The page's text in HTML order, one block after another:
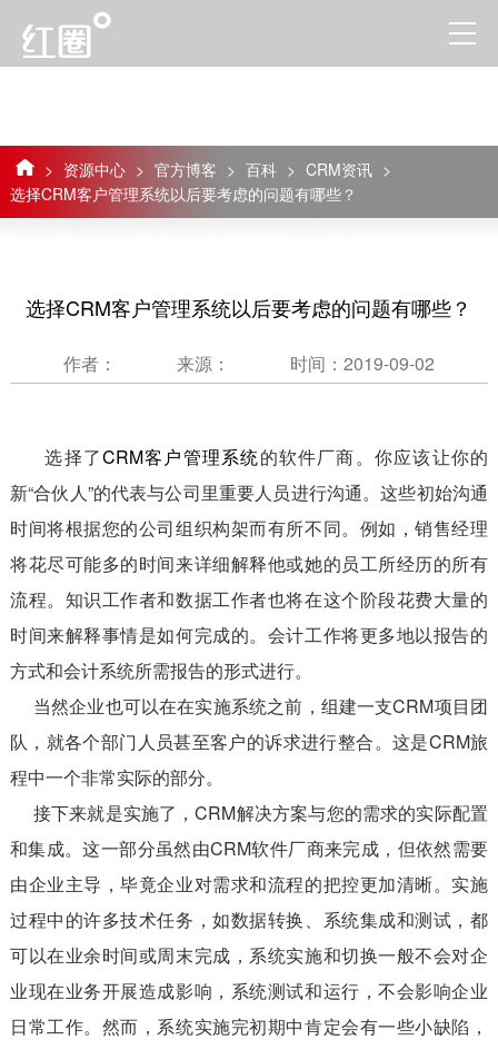
> 资源中心 > 官方博客 > 百科 > CRM资讯 >
选择CRM客户管理系统以后要考虑的问题有哪些？
选择CRM客户管理系统以后要考虑的问题有哪些？
作者： 来源： 时间：2019-09-02
选择了CRM客户管理系统的软件厂商。你应该让你的
新“合伙人”的代表与公司里重要人员进行沟通。这些初始沟通
时间将根据您的公司组织构架而有所不同。例如，销售经理
将花尽可能多的时间来详细解释他或她的员工所经历的所有
流程。知识工作者和数据工作者也将在这个阶段花费大量的
时间来解释事情是如何完成的。会计工作将更多地以报告的
方式和会计系统所需报告的形式进行。
当然企业也可以在在实施系统之前，组建一支CRM项目团
队，就各个部门人员甚至客户的诉求进行整合。这是CRM旅
程中一个非常实际的部分。
接下来就是实施了，CRM解决方案与您的需求的实际配置
和集成。这一部分虽然由CRM软件厂商来完成，但依然需要
由企业主导，毕竟企业对需求和流程的把控更加清晰。实施
过程中的许多技术任务，如数据转换、系统集成和测试，都
可以在业余时间或周末完成，系统实施和切换一般不会对企
业现在业务开展造成影响，系统测试和运行，不会影响企业
日常工作。然而，系统实施完初期中肯定会有一些小缺陷，